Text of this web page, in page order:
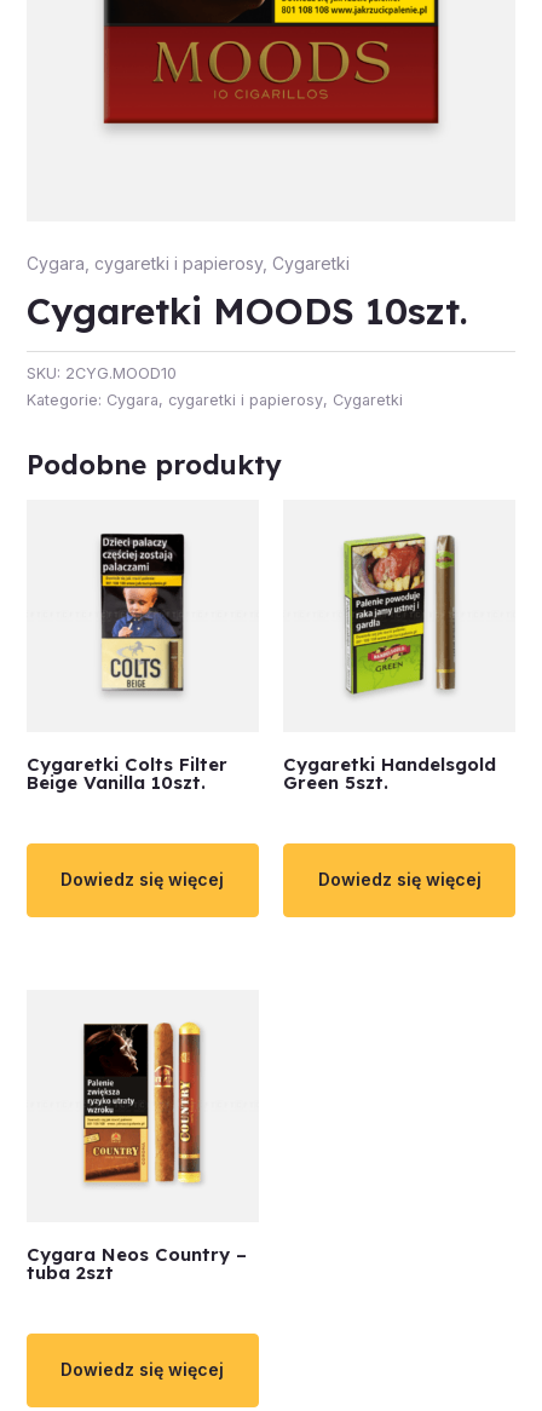
Cygara, cygaretki i papierosy, Cygaretki
Cygaretki MOODS 10szt.
SKU: 2CYG.MOOD10
Kategorie: Cygara, cygaretki i papierosy, Cygaretki
Podobne produkty
Cygaretki Colts Filter
Beige Vanilla 10szt.
Dowiedz się więcej
Cygaretki Handelsgold
Green 5szt.
Dowiedz się więcej
Cygara Neos Country –
tuba 2szt
Dowiedz się więcej